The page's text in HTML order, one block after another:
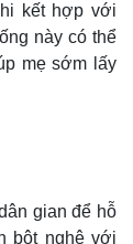
kết hợp với
này có thể
mẹ sớm lấy
gian để hỗ
bột nghệ với